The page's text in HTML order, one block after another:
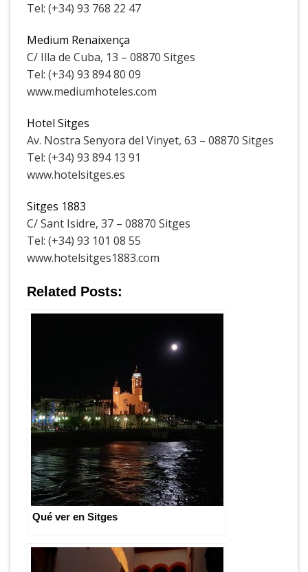
Tel: (+34) 93 768 22 47
Medium Renaixença
C/ Illa de Cuba, 13 – 08870 Sitges
Tel: (+34) 93 894 80 09
www.mediumhoteles.com
Hotel Sitges
Av. Nostra Senyora del Vinyet, 63 – 08870 Sitges
Tel: (+34) 93 894 13 91
www.hotelsitges.es
Sitges 1883
C/ Sant Isidre, 37 – 08870 Sitges
Tel: (+34) 93 101 08 55
www.hotelsitges1883.com
Related Posts:
Qué ver en Sitges